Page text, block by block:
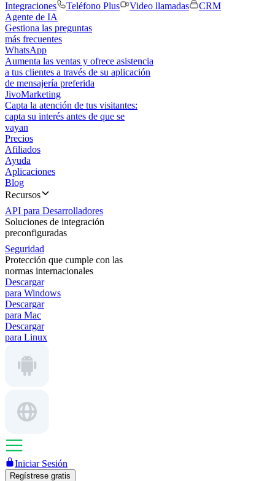
Integraciones
Teléfono Plus Video llamadas
CRM
Agente de IA
Gestiona las preguntas
más frecuentes
WhatsApp
Aumenta las ventas y ofrece asistencia
a tus clientes a través de su aplicación
de mensajería preferida
JivoMarketing
Capta la atención de tus visitantes:
capta su interés antes de que se
vayan
Precios
Afiliados
Ayuda
Aplicaciones
Blog
Recursos
API para Desarrolladores
Soluciones de integración
preconfiguradas
Seguridad
Protección que cumple con las
normas internacionales
Descargar
para Windows
Descargar
para Mac
Descargar
para Linux
Iniciar Sesión
Regístrese gratis